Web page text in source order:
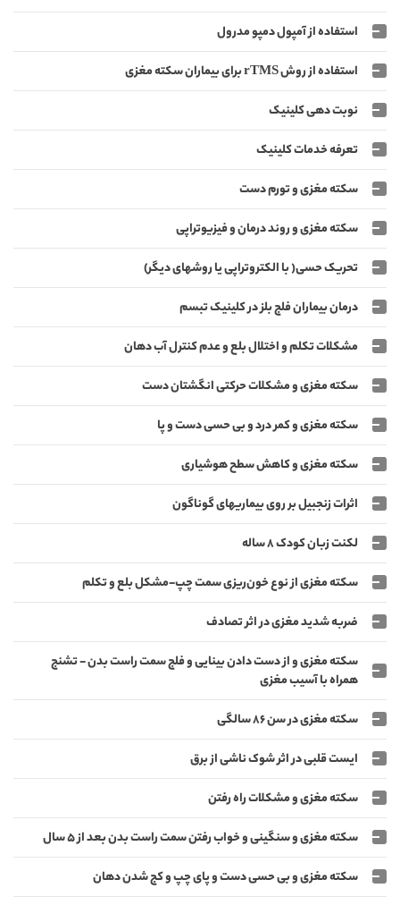
استفاده از آمپول دمپو مدرول
استفاده از روش rTMS برای بیماران سکته مغزی
نوبت دهی کلینیک
تعرفه خدمات کلینیک
سکته مغزی و تورم دست
سکته مغزی و روند درمان و فیزیوتراپی
تحریک حسی( با الکتروتراپی یا روشهای دیگر)
درمان بیماران فلج بلز در کلینیک تبسم
مشکلات تکلم و اختلال بلع و عدم کنترل آب دهان
سکته مغزی و مشکلات حرکتی انگشتان دست
سکته مغزی و کمر درد و بی حسی دست و پا
سکته مغزی و کاهش سطح هوشیاری
اثرات زنجبیل بر روی بیماریهای گوناگون
لکنت زبان کودک 8 ساله
سکته مغزی از نوع خون‌ریزی سمت چپ-مشکل بلع و تکلم
ضربه شدید مغزی در اثر تصادف
سکته مغزی و از دست دادن بینایی و فلج سمت راست بدن - تشنج
همراه با آسیب مغزی
سکته مغزی در سن 86 سالگی
ایست قلبی در اثر شوک ناشی از برق
سکته مغزی و مشکلات راه رفتن
سکته مغزی و سنگینی و خواب رفتن سمت راست بدن بعد از 5 سال
سکته مغزی و بی حسی دست و پای چپ و کج شدن دهان